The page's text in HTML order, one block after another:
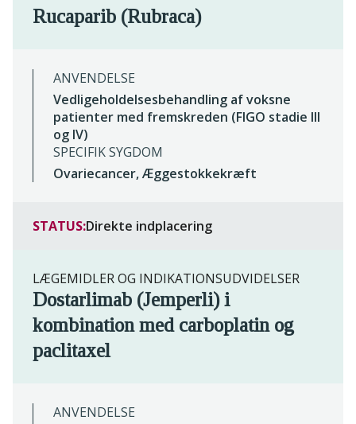
Rucaparib (Rubraca)
ANVENDELSE
Vedligeholdelsesbehandling af voksne
patienter med fremskreden (FIGO stadie III
og IV)
SPECIFIK SYGDOM
Ovariecancer, Æggestokkekræft
STATUS:Direkte indplacering
LÆGEMIDLER OG INDIKATIONSUDVIDELSER
Dostarlimab (Jemperli) i
kombination med carboplatin og
paclitaxel
ANVENDELSE